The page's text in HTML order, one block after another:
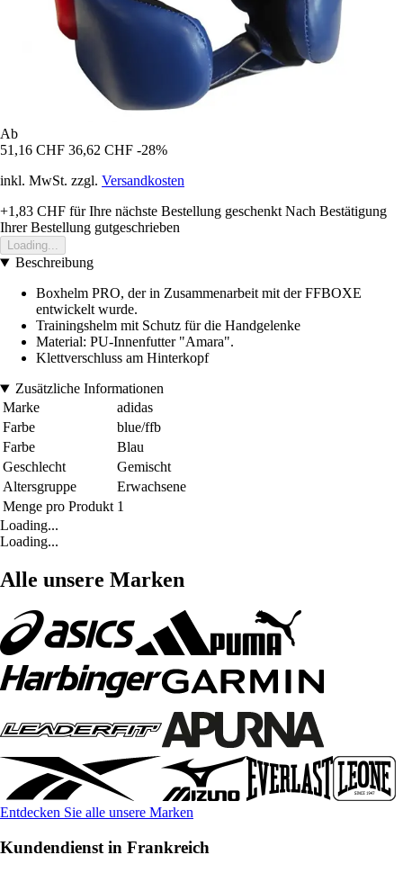
Ab
51,16 CHF 36,62 CHF -28%
inkl. MwSt. zzgl. Versandkosten
+1,83 CHF für Ihre nächste Bestellung geschenkt Nach Bestätigung
Ihrer Bestellung gutgeschrieben
Loading...
Beschreibung
Boxhelm PRO, der in Zusammenarbeit mit der FFBOXE
entwickelt wurde.
Trainingshelm mit Schutz für die Handgelenke
Material: PU-Innenfutter "Amara".
Klettverschluss am Hinterkopf
Zusätzliche Informationen
Marke
adidas
Farbe
blue/ffb
Farbe
Blau
Geschlecht
Gemischt
Altersgruppe
Erwachsene
Menge pro Produkt 1
Loading...
Loading...
Alle unsere Marken
Entdecken Sie alle unsere Marken
Kundendienst in Frankreich